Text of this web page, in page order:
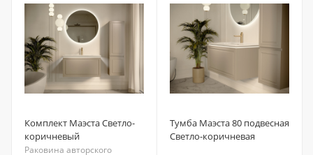
Комплект Маэста Светло-
коричневый
Раковина авторского
Тумба Маэста 80 подвесная
Светло-коричневая